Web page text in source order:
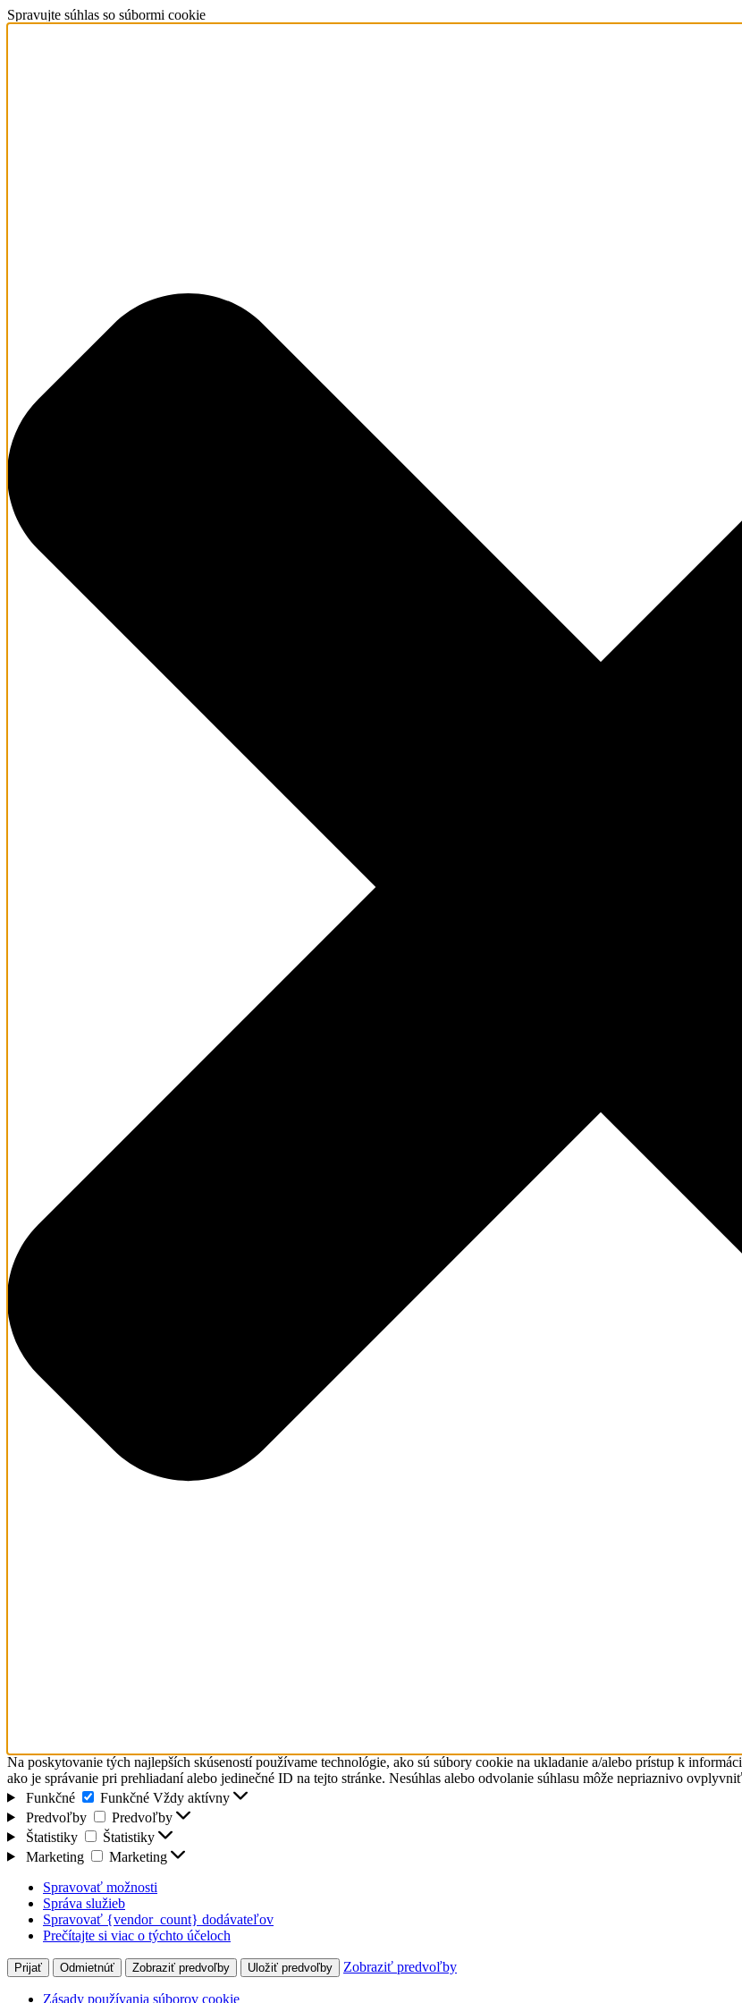
Spravujte súhlas so súbormi cookie
Na poskytovanie tých najlepších skúseností používame technológie, ako sú súbory cookie na ukladanie a/alebo prístup k
ako je správanie pri prehliadaní alebo jedinečné ID na tejto stránke. Nesúhlas alebo odvolanie súhlasu môže nepriaznivo
Funkčné
Funkčné Vždy aktívny
Predvoľby
Predvoľby
Štatistiky
Štatistiky
Marketing
Marketing
Spravovať možnosti
Správa služieb
Spravovať {vendor_count} dodávateľov
Prečítajte si viac o týchto účeloch
Prijať Odmietnúť Zobraziť predvoľby Uložiť predvoľby Zobraziť predvoľby
Zásady používania súborov cookie